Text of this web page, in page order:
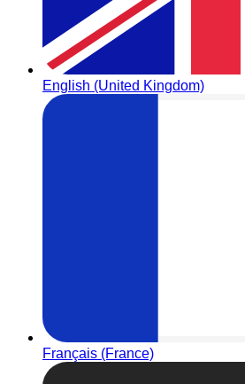
English (United Kingdom)
Français (France)